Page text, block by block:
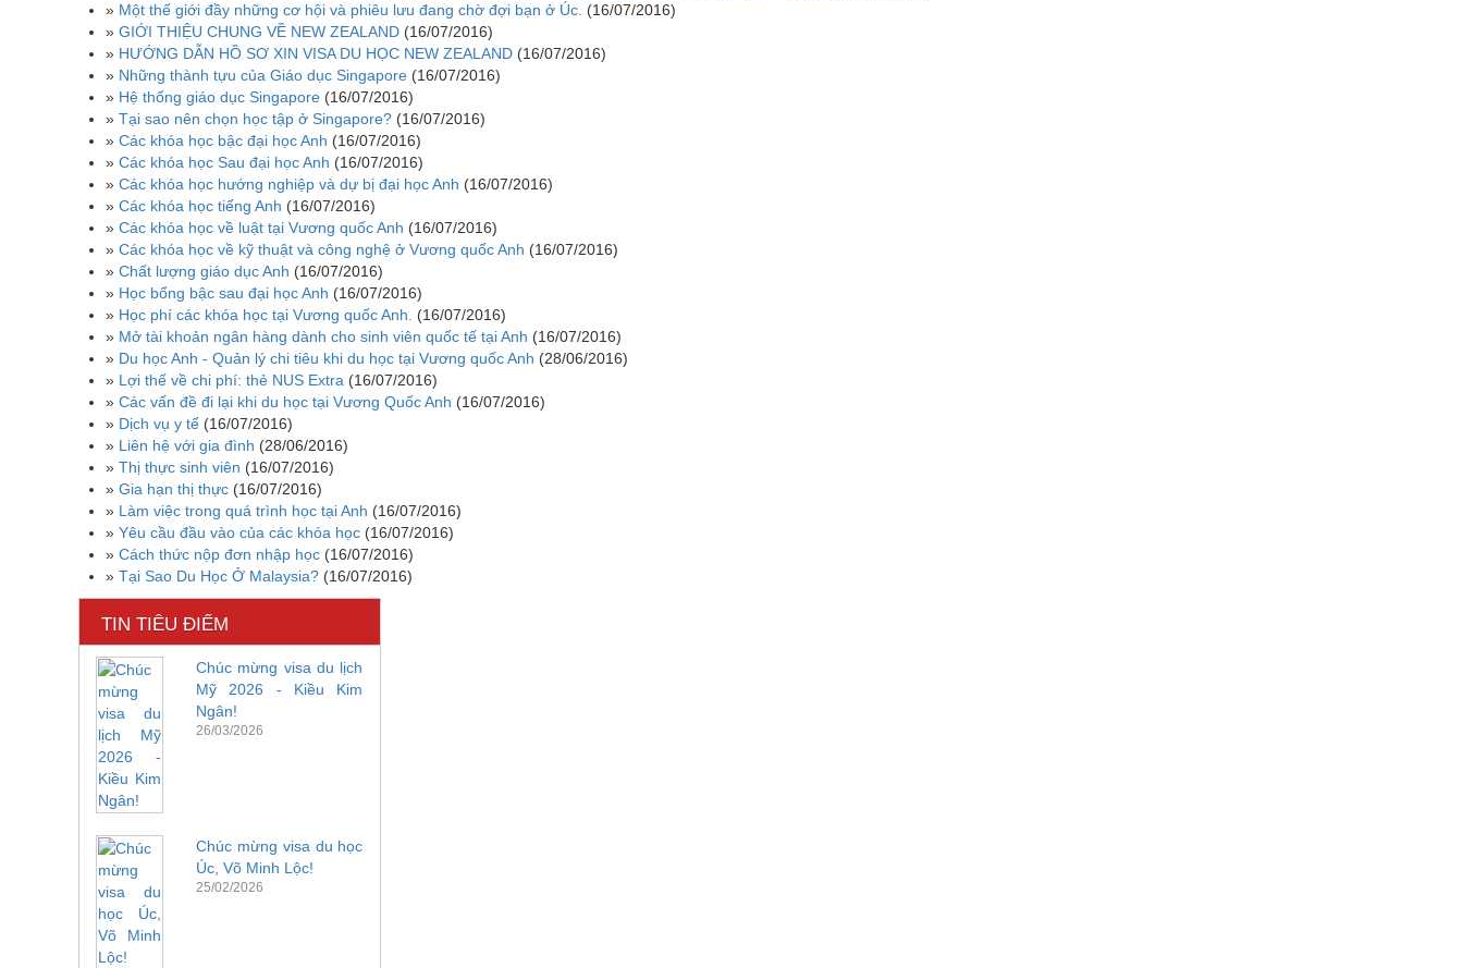
» Một thế giới đầy những cơ hội và phiêu lưu đang chờ đợi bạn ở Úc. (16/07/2016)
» GIỚI THIỆU CHUNG VỀ NEW ZEALAND (16/07/2016)
» HƯỚNG DẪN HỒ SƠ XIN VISA DU HỌC NEW ZEALAND (16/07/2016)
» Những thành tựu của Giáo dục Singapore (16/07/2016)
» Hệ thống giáo dục Singapore (16/07/2016)
» Tại sao nên chọn học tập ở Singapore? (16/07/2016)
» Các khóa học bậc đại học Anh (16/07/2016)
» Các khóa học Sau đại học Anh (16/07/2016)
» Các khóa học hướng nghiệp và dự bị đại học Anh (16/07/2016)
» Các khóa học tiếng Anh (16/07/2016)
» Các khóa học về luật tại Vương quốc Anh (16/07/2016)
» Các khóa học về kỹ thuật và công nghệ ở Vương quốc Anh (16/07/2016)
» Chất lượng giáo dục Anh (16/07/2016)
» Học bổng bậc sau đại học Anh (16/07/2016)
» Học phí các khóa học tại Vương quốc Anh.
(16/07/2016)
» Mở tài khoản ngân hàng dành cho sinh viên quốc tế tại Anh (16/07/2016)
» Du học Anh - Quản lý chi tiêu khi du học tại Vương quốc Anh (28/06/2016)
» Lợi thế về chi phí: thẻ NUS Extra (16/07/2016)
» Các vấn đề đi lại khi du học tại Vương Quốc Anh (16/07/2016)
» Dịch vụ y tế (16/07/2016)
» Liên hệ với gia đình (28/06/2016)
» Thị thực sinh viên (16/07/2016)
» Gia hạn thị thực (16/07/2016)
» Làm việc trong quá trình học tại Anh (16/07/2016)
» Yêu cầu đầu vào của các khóa học (16/07/2016)
» Cách thức nộp đơn nhập học (16/07/2016)
» Tại Sao Du Học Ở Malaysia? (16/07/2016)
TIN TIÊU ĐIỂM
Chúc mừng visa du lịch
Mỹ 2026 - Kiều Kim
Ngân!
26/03/2026
Chúc mừng visa du học
Úc, Võ Minh Lộc!
25/02/2026